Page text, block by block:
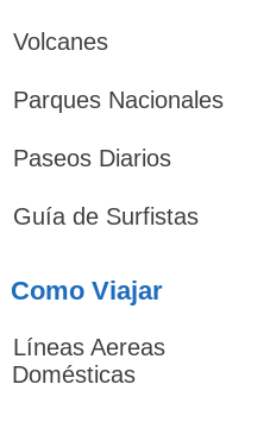
Volcanes
Parques Nacionales
Paseos Diarios
Guía de Surfistas
Como Viajar
Líneas Aereas
Domésticas